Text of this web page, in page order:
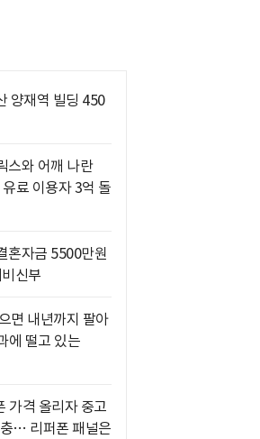
양재역 빌딩 450
스와 어깨 나란
료 이용자 3억 돌
혼자금 5500만원
신부
면 내년까지 팔아
에 떨고 있는
가격 올리자 중고
… 리퍼폰 패널은